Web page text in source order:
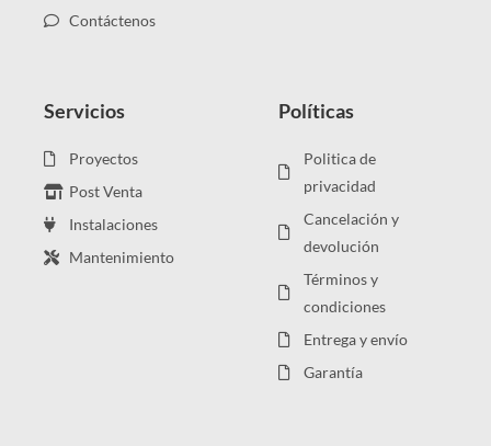
Contáctenos
Servicios
Proyectos
Post Venta
Instalaciones
Mantenimiento
Políticas
Politica de
privacidad
Cancelación y
devolución
Términos y
condiciones
Entrega y envío
Garantía